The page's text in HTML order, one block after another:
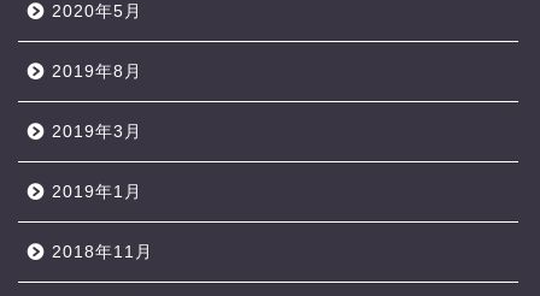
2020年5月
2019年8月
2019年3月
2019年1月
2018年11月